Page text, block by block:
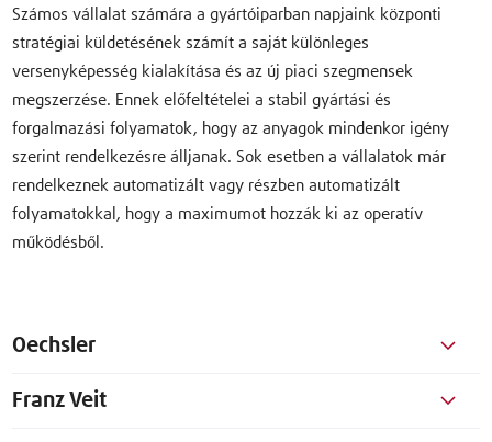
Számos vállalat számára a gyártóiparban napjaink központi
stratégiai küldetésének számít a saját különleges
versenyképesség kialakítása és az új piaci szegmensek
megszerzése. Ennek előfeltételei a stabil gyártási és
forgalmazási folyamatok, hogy az anyagok mindenkor igény
szerint rendelkezésre álljanak. Sok esetben a vállalatok már
rendelkeznek automatizált vagy részben automatizált
folyamatokkal, hogy a maximumot hozzák ki az operatív
működésből.
Oechsler
Franz Veit